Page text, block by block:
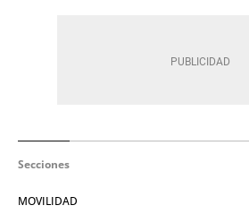
Secciones
MOVILIDAD